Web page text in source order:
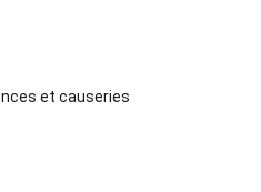
et causeries